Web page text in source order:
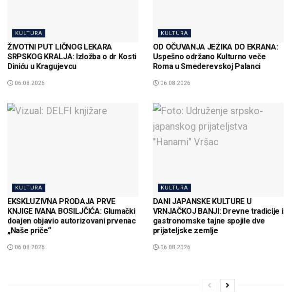
KULTURA
ŽIVOTNI PUT LIČNOG LEKARA
SRPSKOG KRALJA: Izložba o dr Kosti
Diniću u Kragujevcu
06.08.2026
KULTURA
OD OČUVANJA JEZIKA DO EKRANA:
Uspešno održano Kulturno veče
Roma u Smederevskoj Palanci
06.08.2026
KULTURA
EKSKLUZIVNA PRODAJA PRVE
KNJIGE IVANA BOSILJČIĆA: Glumački
doajen objavio autorizovani prvenac
„Naše priče“
06.08.2026
KULTURA
DANI JAPANSKE KULTURE U
VRNJAČKOJ BANJI: Drevne tradicije i
gastronomske tajne spojile dve
prijateljske zemlje
06.08.2026